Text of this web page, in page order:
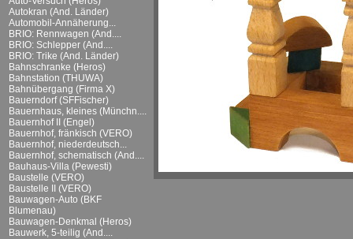
Autokran (And. Länder)
Automobil-Annäherung...
BRIO: Rennwagen (And....
BRIO: Schlepper (And....
BRIO: Trike (And. Länder)
Bahnschranke (Heros)
Bahnstation (THUWA)
Bahnübergang (Firma X)
Bauerndorf (SFFischer)
Bauernhaus, kleines (Münchn....
Bauernhof II (Engel)
Bauernhof, fränkisch (VERO)
Bauernhof, niederdeutsch...
Bauernhof, schematisch (And....
Bauhaus-Villa (Pewesti)
Baustelle (VERO)
Baustelle II (VERO)
Bauwagen-Auto (BKF
Blumenau)
Bauwagen-Denkmal (Heros)
Bauwerk, 5-teilig (And....